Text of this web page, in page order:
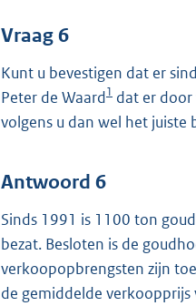
Vraag 6
Kunt u bevestigen dat er
Peter de Waard1 dat er door
volgens u dan wel het juiste
Antwoord 6
Sinds 1991 is 1100 ton
bezat. Besloten is de
verkoopopbrengsten zijn
de gemiddelde verkoopprijs